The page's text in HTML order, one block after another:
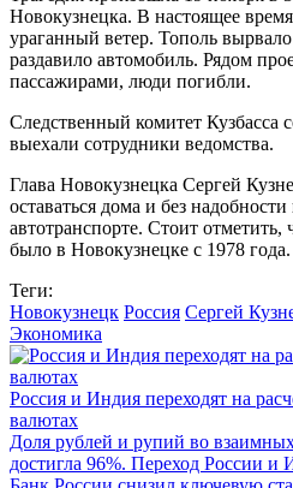
Новокузнецка. В настоящее
ураганный ветер. Тополь
раздавило автомобиль. Рядом
пассажирами, люди погибли.
Следственный комитет Кузбасса
выехали сотрудники ведомства.
Глава Новокузнецка Сергей
оставаться дома и без
автотранспорте. Стоит
было в Новокузнецке с 1978 года.
Теги:
Новокузнецк Россия Сергей
Экономика
Россия и Индия переходят на
валютах
Доля рублей и рупий во
достигла 96%. Переход России и